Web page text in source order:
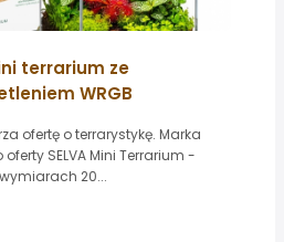
terrarium ze
WRGB
ofertę o terrarystykę. Marka
SELVA Mini Terrarium -
20...